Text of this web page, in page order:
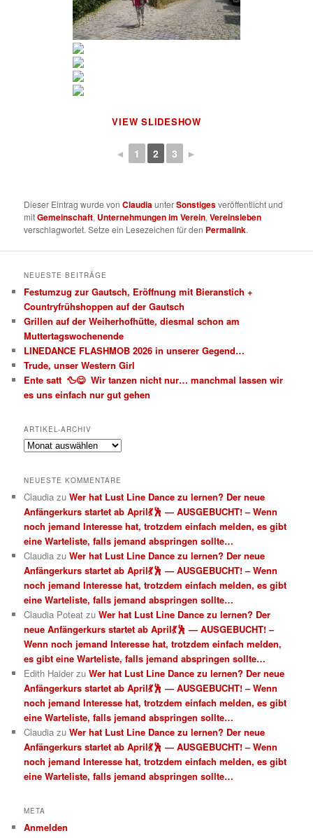
VIEW SLIDESHOW
◄ 1 2 3 ►
Dieser Eintrag wurde vonClaudia unterSonstigesveröffentlicht und
mitGemeinschaft, Unternehmungen im Verein,Vereinsleben
verschlagwortet. Setze ein Lesezeichen für den Permalink.
NEUESTE BEITRÄGE
Festumzug zur Gautsch, Eröffnung mit Bieranstich +
Countryfrühshoppen auf der Gautsch
Grillen auf der Weiherhofhütte, diesmal schon am
Muttertagswochenende
LINEDANCE FLASHMOB 2026 in unserer Gegend…
Trude, unser Western Girl
Ente satt 🦆😋 Wir tanzen nicht nur… manchmal lassen wir
es uns einfach nur gut gehen
ARTIKEL-ARCHIV
Artikel-
NEUESTE KOMMENTARE
Claudia zuWer hat Lust Line Dance zu lernen? Der neue
Anfängerkurs startet ab April💃🕺 — AUSGEBUCHT! – Wenn
noch jemand Interesse hat, trotzdem einfach melden, es gibt
eine Warteliste, falls jemand abspringen sollte…
Claudia zuWer hat Lust Line Dance zu lernen? Der neue
Anfängerkurs startet ab April💃🕺 — AUSGEBUCHT! – Wenn
noch jemand Interesse hat, trotzdem einfach melden, es gibt
eine Warteliste, falls jemand abspringen sollte…
Claudia Poteat zuWer hat Lust Line Dance zu lernen? Der
neue Anfängerkurs startet ab April💃🕺 — AUSGEBUCHT! –
Wenn noch jemand Interesse hat, trotzdem einfach melden,
es gibt eine Warteliste, falls jemand abspringen sollte…
Edith Haider zuWer hat Lust Line Dance zu lernen? Der neue
Anfängerkurs startet ab April💃🕺 — AUSGEBUCHT! – Wenn
noch jemand Interesse hat, trotzdem einfach melden, es gibt
eine Warteliste, falls jemand abspringen sollte…
Claudia zuWer hat Lust Line Dance zu lernen? Der neue
Anfängerkurs startet ab April💃🕺 — AUSGEBUCHT! – Wenn
noch jemand Interesse hat, trotzdem einfach melden, es gibt
eine Warteliste, falls jemand abspringen sollte…
META
Anmelden